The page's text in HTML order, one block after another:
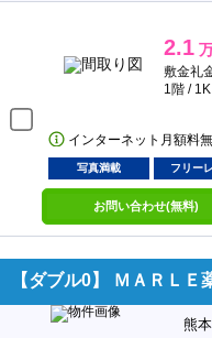
2.1
敷金礼
1階 /
インターネット月額料
写真満載 フリー
お問い合わせ(無料)
【ダブル0】 ＭＡＲＬＥ
熊